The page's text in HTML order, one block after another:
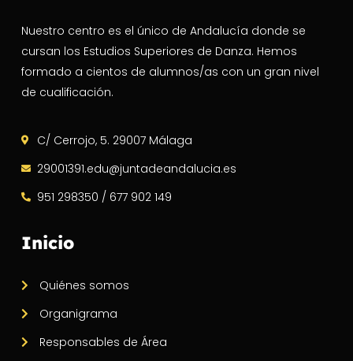
Nuestro centro es el único de Andalucía donde se
cursan los Estudios Superiores de Danza. Hemos
formado a cientos de alumnos/as con un gran nivel
de cualificación.
C/ Cerrojo, 5. 29007 Málaga
29001391.edu@juntadeandalucia.es
951 298350 / 677 902 149
Inicio
Quiénes somos
Organigrama
Responsables de Área